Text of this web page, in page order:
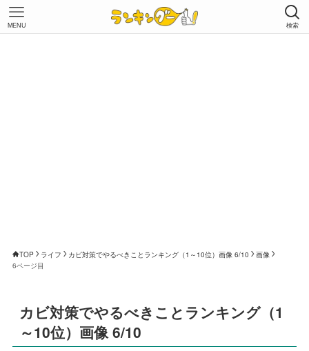
検索
MENU
TOP ライフ カビ対策でやるべきことランキング（1～10位）画像 6/10
画像
6ページ目
カビ対策でやるべきことランキング（1
～10位）画像 6/10